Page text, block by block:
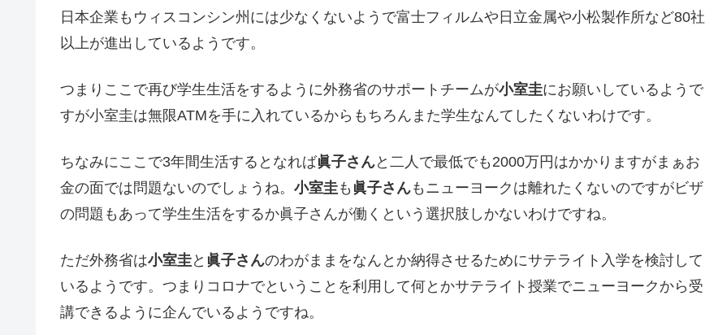
日本企業もウィスコンシン州には少なくないようで富士フィルムや日立金属や小松製作所など80社
以上が進出しているようです。
つまりここで再び学生生活をするように外務省のサポートチームが小室圭にお願いしているようで
すが小室圭は無限ATMを手に入れているからもちろんまた学生なんてしたくないわけです。
ちなみにここで3年間生活するとなれば眞子さんと二人で最低でも2000万円はかかりますがまぁお
金の面では問題ないのでしょうね。 小室圭も 眞子さんもニューヨークは離れたくないのですがビザ
の問題もあって学生生活をするか眞子さんが働くという選択肢しかないわけですね。
ただ外務省は小室圭と 眞子さんのわがままをなんとか納得させるためにサテライト入学を検討して
いるようです。つまりコロナでということを利用して何とかサテライト授業でニューヨークから受
講できるように企んでいるようですね。